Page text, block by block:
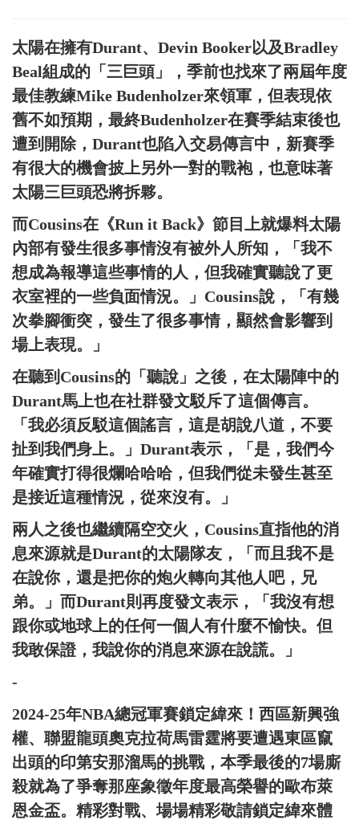
太陽在擁有Durant、Devin Booker以及Bradley
Beal組成的「三巨頭」，季前也找來了兩屆年度
最佳教練Mike Budenholzer來領軍，但表現依
舊不如預期，最終Budenholzer在賽季結束後也
遭到開除，Durant也陷入交易傳言中，新賽季
有很大的機會披上另外一對的戰袍，也意味著
太陽三巨頭恐將拆夥。
而Cousins在《Run it Back》節目上就爆料太陽
內部有發生很多事情沒有被外人所知，「我不
想成為報導這些事情的人，但我確實聽說了更
衣室裡的一些負面情況。」Cousins說，「有幾
次拳腳衝突，發生了很多事情，顯然會影響到
場上表現。」
在聽到Cousins的「聽說」之後，在太陽陣中的
Durant馬上也在社群發文駁斥了這個傳言。
「我必須反駁這個謠言，這是胡說八道，不要
扯到我們身上。」Durant表示，「是，我們今
年確實打得很爛哈哈哈，但我們從未發生甚至
是接近這種情況，從來沒有。」
兩人之後也繼續隔空交火，Cousins直指他的消
息來源就是Durant的太陽隊友，「而且我不是
在說你，還是把你的炮火轉向其他人吧，兄
弟。」而Durant則再度發文表示，「我沒有想
跟你或地球上的任何一個人有什麼不愉快。但
我敢保證，我說你的消息來源在說謊。」
-
2024-25年NBA總冠軍賽鎖定緯來！西區新興強
權、聯盟龍頭奧克拉荷馬雷霆將要遭遇東區竄
出頭的印第安那溜馬的挑戰，本季最後的7場廝
殺就為了爭奪那座象徵年度最高榮譽的歐布萊
恩金盃。精彩對戰、場場精彩敬請鎖定緯來體